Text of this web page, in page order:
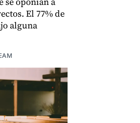
El 77% de
alguna